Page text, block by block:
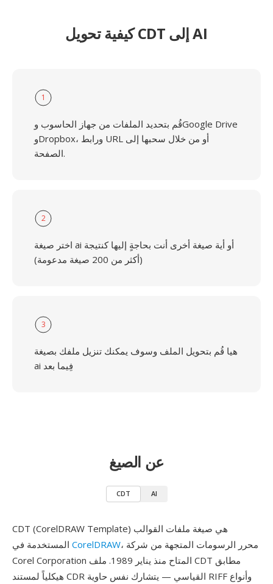
كيفية تحويل CDT إلى AI
1
قُم بتحديد الملفات من جهاز الحاسوب وGoogle Drive
وDropbox، ورابط URL أو من خلال سحبها إلى
الصفحة.
2
اختر صيغة ai أو أية صيغة أخرى أنت بحاجةٍ إليها كنتيجة
(أكثر من 200 صيغة مدعومة)
3
هيا قُم بتحويل الملف وسوف يمكنك تنزيل ملفك بصيغة
ai فِيما بعد
عن الصيغ
CDT AI
CDT (CorelDRAW Template) هي صيغة ملفات القوالب
CorelDRAW، محرر الرسومات المتجهة من شركة
Corel Corporation المتاح منذ يناير 1989. ملف CDT مطابق
هيكلياً لمستند CDR القياسي — يتشارك نفس حاوية RIFF وأنواع